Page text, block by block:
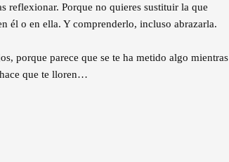
reflexionar. Porque no quieres sustituir la que
él o en ella. Y comprenderlo, incluso abrazarla.
porque parece que se te ha metido algo mientras
que te lloren…